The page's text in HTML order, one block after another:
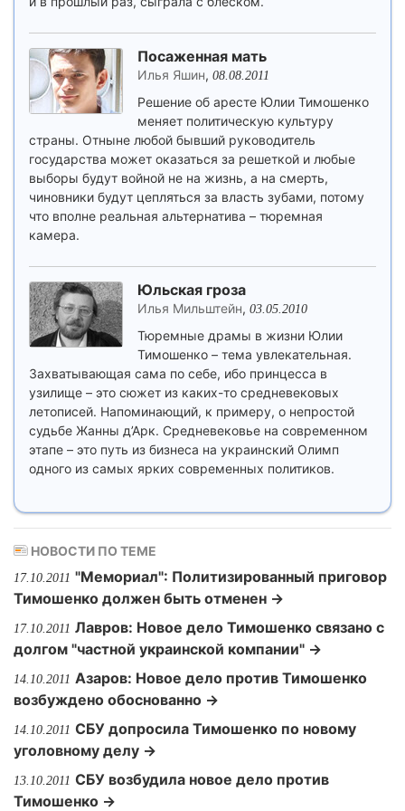
Посаженная мать
Илья Яшин, 08.08.2011
Решение об аресте Юлии Тимошенко
меняет политическую культуру
страны. Отныне любой бывший руководитель
государства может оказаться за решеткой и любые
выборы будут войной не на жизнь, а на смерть,
чиновники будут цепляться за власть зубами, потому
что вполне реальная альтернатива – тюремная
камера.
Юльская гроза
Илья Мильштейн, 03.05.2010
Тюремные драмы в жизни Юлии
Тимошенко – тема увлекательная.
Захватывающая сама по себе, ибо принцесса в
узилище – это сюжет из каких-то средневековых
летописей. Напоминающий, к примеру, о непростой
судьбе Жанны д’Арк. Средневековье на современном
этапе – это путь из бизнеса на украинский Олимп
одного из самых ярких современных политиков.
НОВОСТИ ПО ТЕМЕ
17.10.2011 "Мемориал": Политизированный приговор
Тимошенко должен быть отменен →
17.10.2011 Лавров: Новое дело Тимошенко связано с
долгом "частной украинской компании" →
14.10.2011 Азаров: Новое дело против Тимошенко
возбуждено обоснованно →
14.10.2011 СБУ допросила Тимошенко по новому
уголовному делу →
13.10.2011 СБУ возбудила новое дело против
Тимошенко →